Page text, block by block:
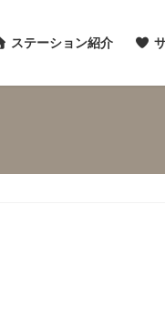
ステーション紹介